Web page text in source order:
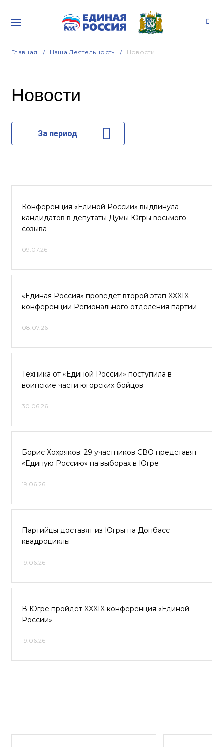
Главная Наша Деятельность Новости
Новости
За период
Конференция «Единой России» выдвинула
кандидатов в депутаты Думы Югры восьмого
созыва
09.07.26
«Единая Россия» проведёт второй этап XXXIX
конференции Регионального отделения партии
08.07.26
Техника от «Единой России» поступила в
воинские части югорских бойцов
30.06.26
Борис Хохряков: 29 участников СВО представят
«Единую Россию» на выборах в Югре
19.06.26
Партийцы доставят из Югры на Донбасс
квадроциклы
19.06.26
В Югре пройдёт XXXIX конференция «Единой
России»
19.06.26